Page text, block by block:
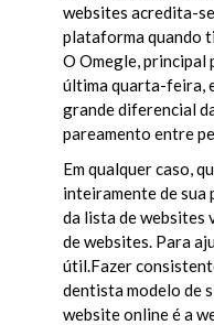
websites acredita-
plataforma quando
O Omegle, principal
última quarta-feira,
grande diferencial
pareamento entre
Em qualquer caso,
inteiramente de sua
da lista de websites
de websites. Para
útil.Fazer
dentista modelo de
website online é a